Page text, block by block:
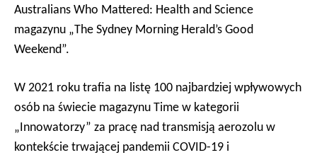
Australians Who Mattered: Health and Science
magazynu „The Sydney Morning Herald’s Good
Weekend”.
W 2021 roku trafia na listę 100 najbardziej wpływowych
osób na świecie magazynu Time w kategorii
„Innowatorzy” za pracę nad transmisją aerozolu w
kontekście trwającej pandemii COVID-19 i